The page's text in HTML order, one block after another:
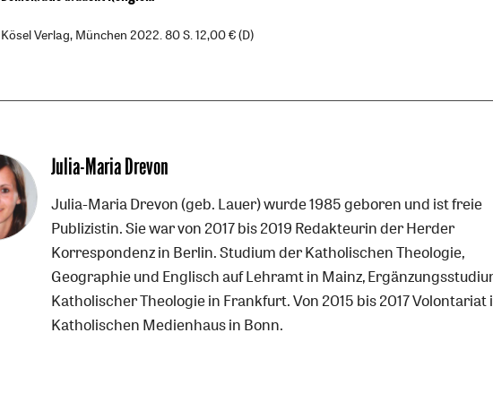
Kösel Verlag, München 2022. 80 S. 12,00 € (D)
Julia-Maria Drevon
Julia-Maria Drevon (geb. Lauer) wurde 1985 geboren und ist freie
Publizistin. Sie war von 2017 bis 2019 Redakteurin der Herder
Korrespondenz in Berlin. Studium der Katholischen Theologie,
Geographie und Englisch auf Lehramt in Mainz,
Katholischer Theologie in Frankfurt. Von 2015 bis 2017 Volontariat
Katholischen Medienhaus in Bonn.